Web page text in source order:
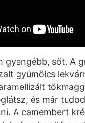
gyengébb, sőt. A
gyümölcs
és már
A camembert